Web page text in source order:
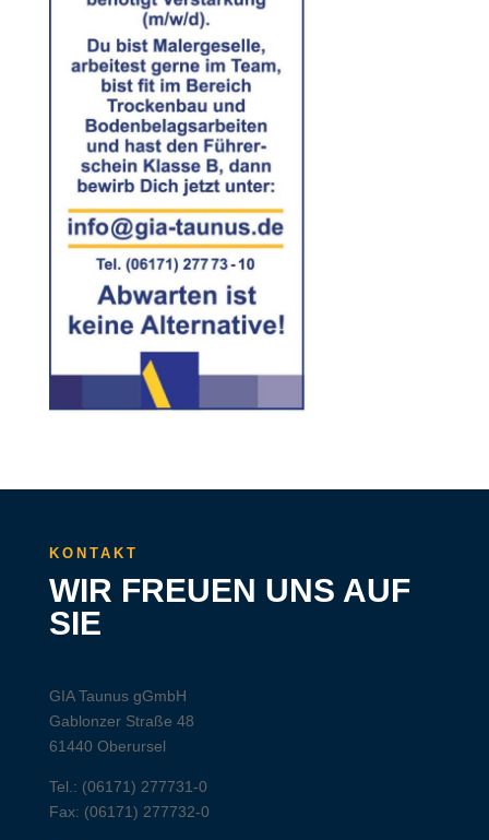
KONTAKT
WIR FREUEN UNS AUF
SIE
GIA Taunus gGmbH
Gablonzer Straße 48
61440 Oberursel
Tel.: (06171) 277731-0
Fax: (06171) 277732-0